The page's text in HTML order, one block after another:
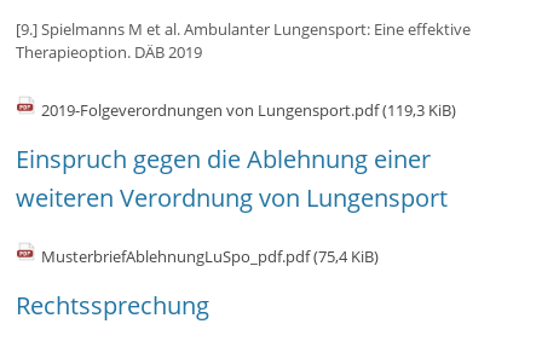
[9.] Spielmanns M et al. Ambulanter Lungensport: Eine effektive
Therapieoption. DÄB 2019
2019-Folgeverordnungen von Lungensport.pdf(119,3 KiB)
Einspruch gegen die Ablehnung einer
weiteren Verordnung von Lungensport
MusterbriefAblehnungLuSpo_pdf.pdf(75,4 KiB)
Rechtssprechung